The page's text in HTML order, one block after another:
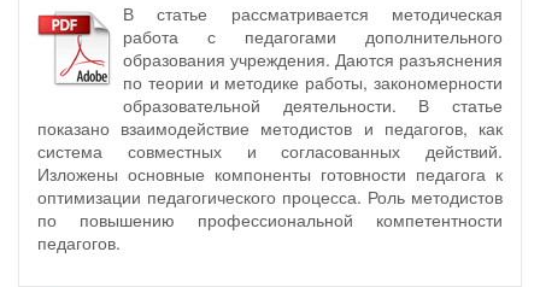
В статье рассматривается методическая
работа с педагогами дополнительного
образования учреждения. Даются разъяснения
по теории и методике работы, закономерности
образовательной деятельности. В статье
показано взаимодействие методистов и педагогов, как
система совместных и согласованных действий.
Изложены основные компоненты готовности педагога к
оптимизации педагогического процесса. Роль методистов
по повышению профессиональной компетентности
педагогов.